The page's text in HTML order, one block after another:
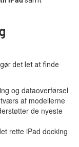
det let at finde
og dataoverførsel
af modellerne
de nyeste
rette iPad docking